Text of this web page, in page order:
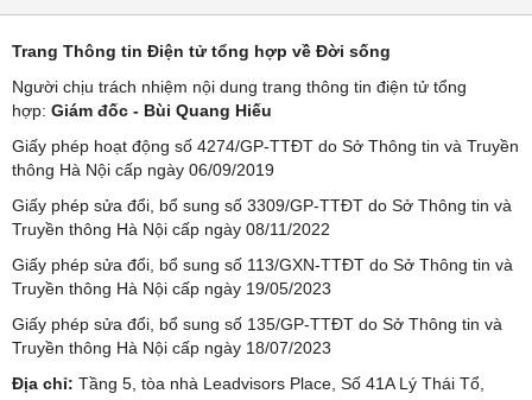
Trang Thông tin Điện tử tổng hợp về Đời sống
Người chịu trách nhiệm nội dung trang thông tin điện tử tổng
hợp: Giám đốc - Bùi Quang Hiếu
Giấy phép hoạt động số 4274/GP-TTĐT do Sở Thông tin và Truyền
thông Hà Nội cấp ngày 06/09/2019
Giấy phép sửa đổi, bổ sung số 3309/GP-TTĐT do Sở Thông tin và
Truyền thông Hà Nội cấp ngày 08/11/2022
Giấy phép sửa đổi, bổ sung số 113/GXN-TTĐT do Sở Thông tin và
Truyền thông Hà Nội cấp ngày 19/05/2023
Giấy phép sửa đổi, bổ sung số 135/GP-TTĐT do Sở Thông tin và
Truyền thông Hà Nội cấp ngày 18/07/2023
Địa chỉ: Tầng 5, tòa nhà Leadvisors Place, Số 41A Lý Thái Tổ,